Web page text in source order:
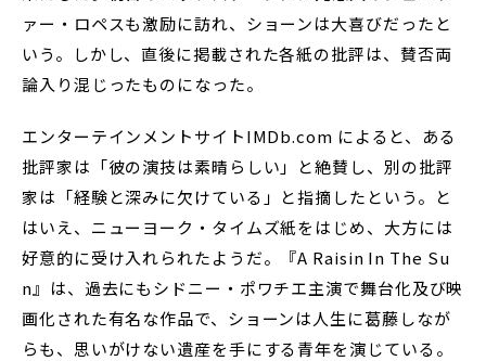
ァー・ロペスも激励に訪れ、ショーンは大喜びだったと
いう。しかし、直後に掲載された各紙の批評は、賛否両
論入り混じったものになった。
エンターテインメントサイトIMDb.com によると、ある
批評家は「彼の演技は素晴らしい」と絶賛し、別の批評
家は「経験と深みに欠けている」と指摘したという。と
はいえ、ニューヨーク・タイムズ紙をはじめ、大方には
好意的に受け入れられたようだ。『A Raisin In The Su
n』は、過去にもシドニー・ポワチエ主演で舞台化及び映
画化された有名な作品で、ショーンは人生に葛藤しなが
らも、思いがけない遺産を手にする青年を演じている。